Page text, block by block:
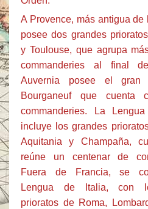
A Provence, más antigua de
posee dos grandes
y Toulouse, que agrupa
commanderies al final del
Auvernia posee el gran
Bourganeuf que cuenta
commanderies. La
incluye los grandes
Aquitania y Champaña,
reúne un centenar de
Fuera de Francia, se
Lengua de Italia, con
prioratos de Roma,